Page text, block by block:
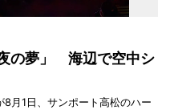
の夢」 海辺で空中シ
月1日、サンポート高松のハー